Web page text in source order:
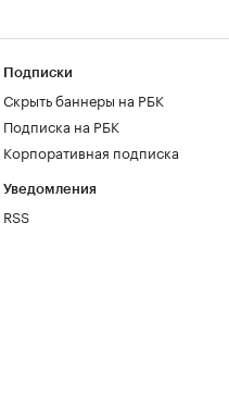
Подписки
Скрыть баннеры на РБК
Подписка на РБК
Корпоративная подписка
Уведомления
RSS